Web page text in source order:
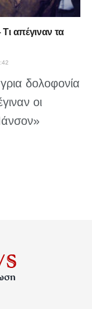
απέγιναν τα
δολοφονία
οι